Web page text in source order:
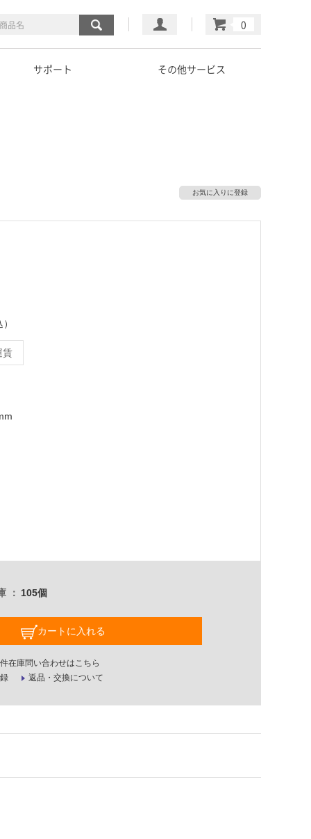
マイページ
カート
サポート その他サービス
お気に入りに登録
賃
105個
カートに入れる
在庫問い合わせはこちら
返品・交換について